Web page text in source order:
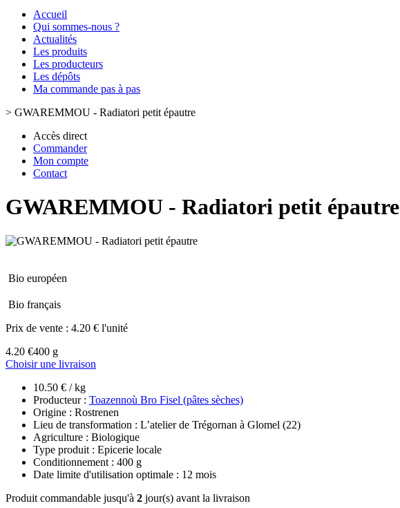
Accueil
Qui sommes-nous ?
Actualités
Les produits
Les producteurs
Les dépôts
Ma commande pas à pas
> GWAREMMOU - Radiatori petit épautre
Accès direct
Commander
Mon compte
Contact
GWAREMMOU - Radiatori petit épautre
Bio européen
Bio français
Prix de vente : 4.20 € l'unité
4.20 €400 g
Choisir une livraison
10.50 € / kg
Producteur : Toazennoù Bro Fisel (pâtes sèches)
Origine : Rostrenen
Lieu de transformation : L’atelier de Trégornan à Glomel (22)
Agriculture : Biologique
Type produit : Epicerie locale
Conditionnement : 400 g
Date limite d'utilisation optimale : 12 mois
Produit commandable jusqu'à 2 jour(s) avant la livraison